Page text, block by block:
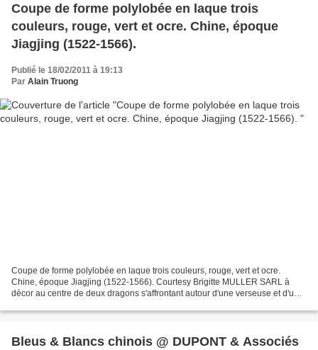
Coupe de forme polylobée en laque trois
couleurs, rouge, vert et ocre. Chine, époque
Jiagjing (1522-1566).
Publié le 18/02/2011 à 19:13
Par Alain Truong
Coupe de forme polylobée en laque trois couleurs, rouge, vert et ocre.
Chine, époque Jiagjing (1522-1566). Courtesy Brigitte MULLER SARL à
décor au centre de deux dragons s'affrontant autour d'une verseuse et d'un
Bleus & Blancs chinois @ DUPONT & Associés